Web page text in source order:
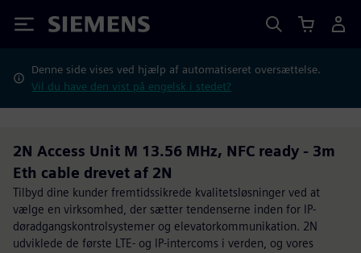
Siemens
Denne side vises ved hjælp af automatiseret oversættelse.
Vil du have den vist på engelsk i stedet?
2N Access Unit M 13.56 MHz, NFC ready - 3m
Eth cable drevet af 2N
Tilbyd dine kunder fremtidssikrede kvalitetsløsninger ved at
vælge en virksomhed, der sætter tendenserne inden for IP-
døradgangskontrolsystemer og elevatorkommunikation. 2N
udviklede de første LTE- og IP-intercoms i verden, og vores